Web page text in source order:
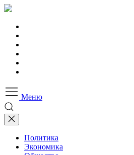
Меню
Политика
Экономика